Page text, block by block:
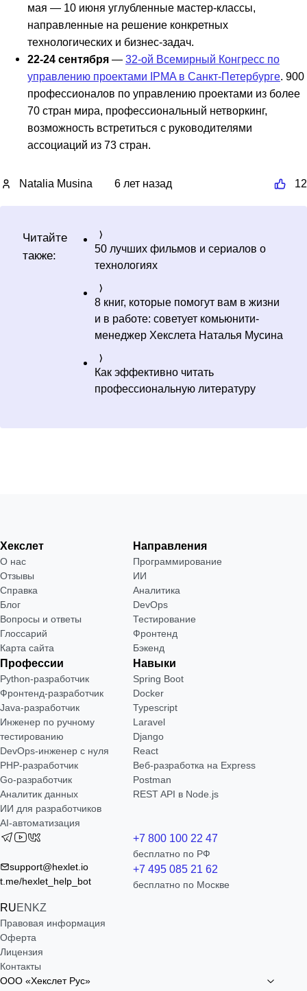
мая — 10 июня углубленные мастер-классы,
направленные на решение конкретных
технологических и бизнес-задач.
22-24 сентября — 32-ой Всемирный Конгресс по
управлению проектами IPMA в Санкт-Петербурге. 900
профессионалов по управлению проектами из более
70 стран мира, профессиональный нетворкинг,
возможность встретиться с руководителями
ассоциаций из 73 стран.
Natalia Musina 6 лет назад 12
Читайте
также:
50 лучших фильмов и сериалов о
технологиях
8 книг, которые помогут вам в жизни
и в работе: советует комьюнити-
менеджер Хекслета Наталья Мусина
Как эффективно читать
профессиональную литературу
Хекслет
О нас
Отзывы
Справка
Блог
Вопросы и ответы
Глоссарий
Карта сайта
Направления
Программирование
ИИ
Аналитика
DevOps
Тестирование
Фронтенд
Бэкенд
Профессии
Python-разработчик
Фронтенд-разработчик
Java-разработчик
Инженер по ручному
тестированию
DevOps-инженер с нуля
РНР-разработчик
Go-разработчик
Аналитик данных
ИИ для разработчиков
AI-автоматизация
Навыки
Spring Boot
Docker
Typescript
Laravel
Django
React
Веб-разработка на Express
Postman
REST API в Node.js
support@hexlet.io
t.me/hexlet_help_bot
RUEN KZ
+7 800 100 22 47
бесплатно по РФ
+7 495 085 21 62
бесплатно по Москве
Правовая информация
Оферта
Лицензия
Контакты
ООО «Хекслет Рус»